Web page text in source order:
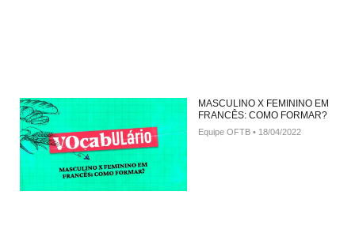
MASCULINO X FEMININO EM
FRANCÊS: COMO FORMAR?
Equipe OFTB 18/04/2022